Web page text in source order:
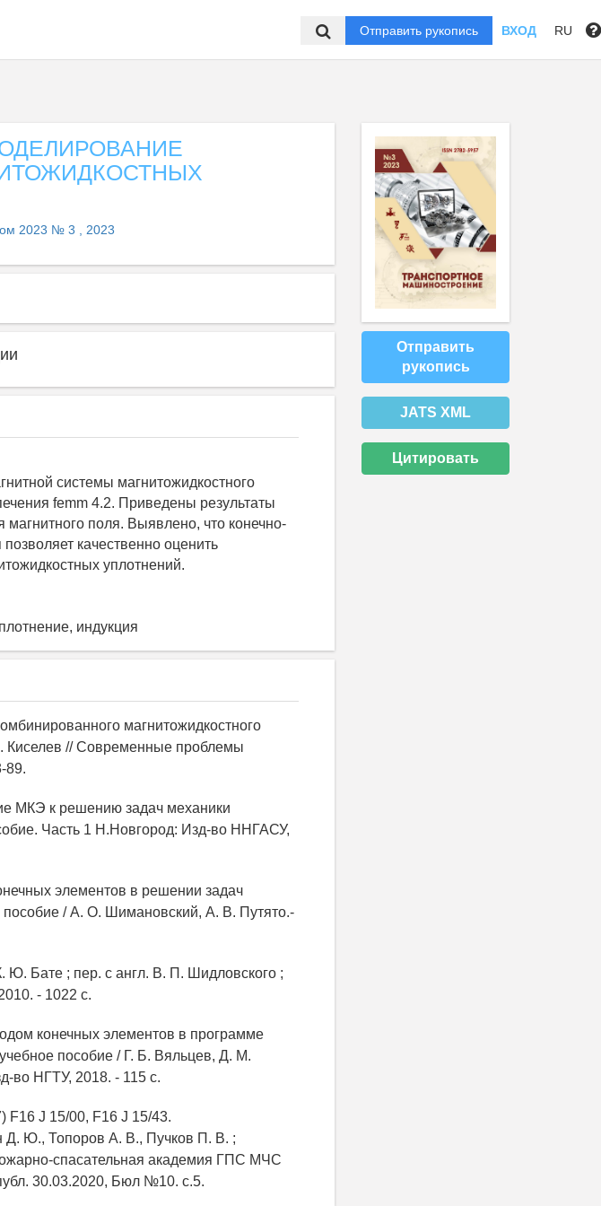
Отправить рукопись ВХОД RU
2023 № 3 , 2023
системы магнитожидкостного
femm 4.2. Приведены результаты
магнитного поля. Выявлено, что конечно-
качественно оценить
уплотнений.
индукция
магнитожидкостного
// Современные проблемы
89.
МКЭ к решению задач механики
Часть 1 Н.Новгород: Изд-во ННГАСУ,
элементов в решении задач
пособие / А. О. Шимановский, А. В. Путято.-
Бате ; пер. с англ. В. П. Шидловского ;
- 1022 с.
конечных элементов в программе
пособие / Г. Б. Вяльцев, Д. М.
во НГТУ, 2018. - 115 с.
F16 J 15/00, F16 J 15/43.
Д. Ю., Топоров А. В., Пучков П. В. ;
спасательная академия ГПС МЧС
30.03.2020, Бюл №10. с.5.
Отправить
рукопись
JATS XML
Цитировать